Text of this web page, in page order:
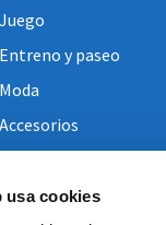
usa cookies
Juego
Entreno y paseo
Moda
Accesorios